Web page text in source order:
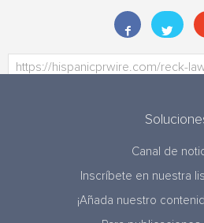
Canal de
Inscríbete en nuestra
¡Añada nuestro